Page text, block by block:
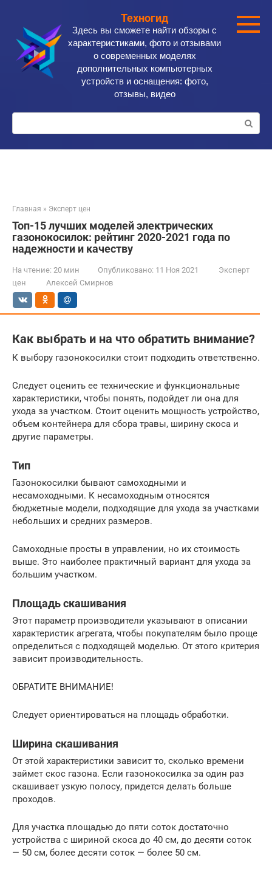
контенту
Техногид
Здесь вы сможете найти обзоры с
характеристиками, фото и отзывами
о современных моделях
дополнительных компьютерных
устройств и оснащения: фото,
отзывы, видео
Поиск:
Главная » Эксперт цен
Топ-15 лучших моделей электрических
газонокосилок: рейтинг 2020-2021 года по
надежности и качеству
На чтение: 20 мин Опубликовано: 11 Ноя 2021
Эксперт
цен
Алексей Смирнов
Как выбрать и на что обратить внимание?
К выбору газонокосилки стоит подходить ответственно.
Следует оценить ее технические и функциональные
характеристики, чтобы понять, подойдет ли она для
ухода за участком. Стоит оценить мощность устройство,
объем контейнера для сбора травы, ширину скоса и
другие параметры.
Тип
Газонокосилки бывают самоходными и
несамоходными. К несамоходным относятся
бюджетные модели, подходящие для ухода за участками
небольших и средних размеров.
Самоходные просты в управлении, но их стоимость
выше. Это наиболее практичный вариант для ухода за
большим участком.
Площадь скашивания
Этот параметр производители указывают в описании
характеристик агрегата, чтобы покупателям было проще
определиться с подходящей моделью. От этого критерия
зависит производительность.
ОБРАТИТЕ ВНИМАНИЕ!
Следует ориентироваться на площадь обработки.
Ширина скашивания
От этой характеристики зависит то, сколько времени
займет скос газона. Если газонокосилка за один раз
скашивает узкую полосу, придется делать больше
проходов.
Для участка площадью до пяти соток достаточно
устройства с шириной скоса до 40 см, до десяти соток
— 50 см, более десяти соток — более 50 см.